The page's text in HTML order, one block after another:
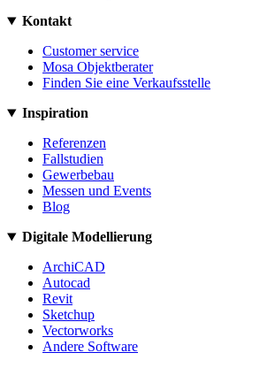
Kontakt
Customer service
Mosa Objektberater
Finden Sie eine Verkaufsstelle
Inspiration
Referenzen
Fallstudien
Gewerbebau
Messen und Events
Blog
Digitale Modellierung
ArchiCAD
Autocad
Revit
Sketchup
Vectorworks
Andere Software